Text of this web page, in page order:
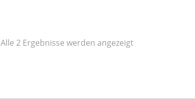
Alle 2 Ergebnisse werden angezeigtNach